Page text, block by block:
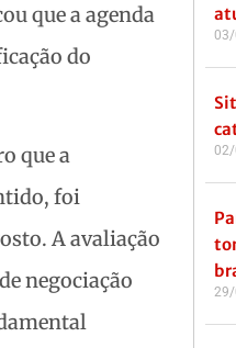
que a agenda
do
que a
foi
A avaliação
negociação